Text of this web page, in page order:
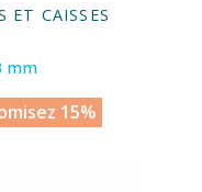
ET CAISSES
mm
15%